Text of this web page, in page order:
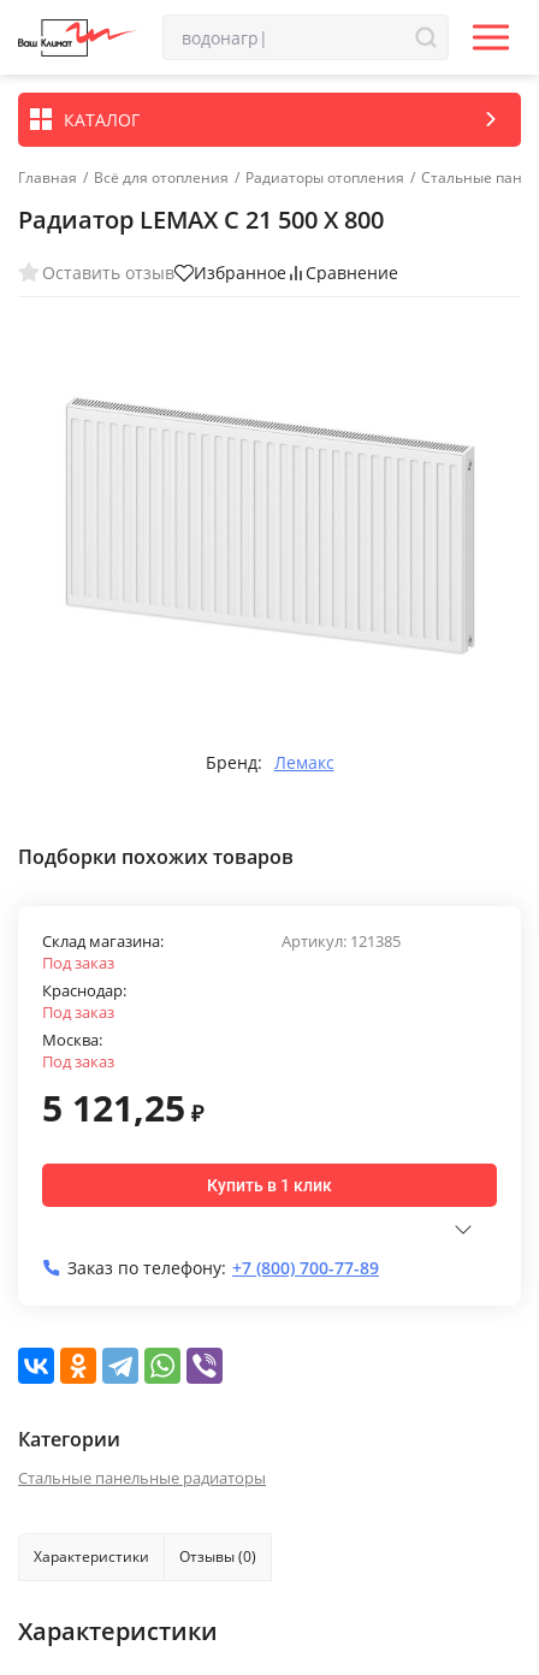
КАТАЛОГ
Главная / Всё для отопления / Радиаторы отопления / Стальные
Радиатор LEMAX C 21 500 X 800
Оставить отзыв Избранное Сравнение
Бренд: Лемакс
Подборки похожих товаров
Артикул: 121385
Склад магазина:
Под заказ
Краснодар:
Под заказ
Москва:
Под заказ
5 121,25 ₽
Купить в 1 клик
Заказ по телефону: +7 (800) 700-77-89
Категории
Стальные панельные радиаторы
Характеристики Отзывы (0)
Характеристики